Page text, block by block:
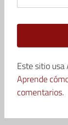
Este sitio
Aprende
comentarios.